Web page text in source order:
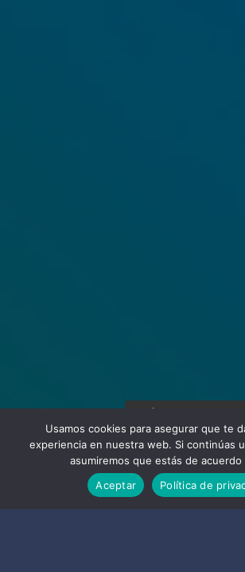
Usamos cookies para asegurar que te
experiencia en nuestra web. Si continúas
asumiremos que estás de acuerdo
Aceptar
Política de
¡Hola! Soy Noy.
ayudarte?